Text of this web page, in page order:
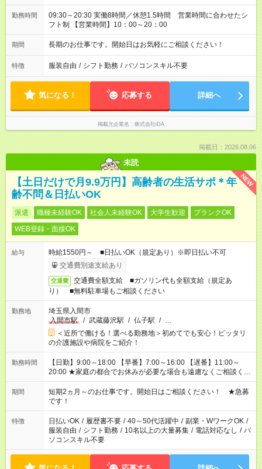
勤務時間
09:30～20:30 実働8時間／休憩1.5時間 営業時間に合わせたシ
フト制 【営業時間】10：00～20：00
期間 長期のお仕事です。開始日はお気軽にご相談ください！
特徴 服装自由 / シフト勤務 / パソコンスキル不要
気になる！ 応募する 詳細へ
掲載元企業名 株式会社iDA
掲載日：2026.08.06
未読
NEW
【土日だけで月9.9万円】高齢者の生活サポ＊年
齢不問＆日払いOK
派遣 職種未経験OK 社会人未経験OK 大学生歓迎
ブランクOK
WEB登録・面接OK
給与
時給1550円～ ■日払いOK（規定あり）※即日払い不可
交通費別途支給あり
交通費
交通費全額支給 ■ガソリン代も全額支給（規定あ
り） ■無料駐車場もご相談ください
勤務地
埼玉県入間市
入間市駅
/ 武蔵藤沢駅 / 仏子駅 / …
＜近所で働ける！選べる勤務地＞初めてでも安心！ピッタリ
の介護施設や病院をご紹介！
勤務時間
【日勤】9:00～18:00 【早番】7:00～16:00 【遅番】11:00～
20:00 ★家庭の都合でお休みが必要な場合も遠慮なくご相談くだ
さい。
期間
短期2ヵ月～のお仕事です。開始日はご相談ください！ ★急募
です！
特徴 日払いOK / 履歴書不要 / 40～50代活躍中 / 副業・WワークOK /
服装自由 / シフト勤務 / 10名以上の大量募集 / 電話対応なし / パ
ソコンスキル不要